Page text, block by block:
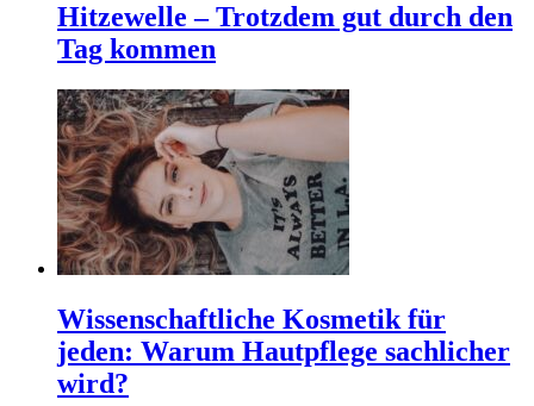
Hitzewelle – Trotzdem gut durch den
Tag kommen
Wissenschaftliche Kosmetik für
jeden: Warum Hautpflege sachlicher
wird?